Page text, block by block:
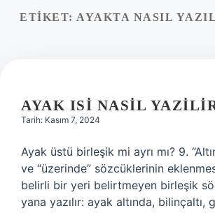
Yasal Uyarı
ETIKET: AYAKTA NASIL
AYAK ISI NASIL
Tarih: Kasım 7, 2024
Ayak üstü birleşik mi ayrı mı? 9.
ve “üzerinde” sözcüklerinin
belirli bir yeri belirtmeyen birleşik
yana yazılır: ayak altında, bilinçaltı,